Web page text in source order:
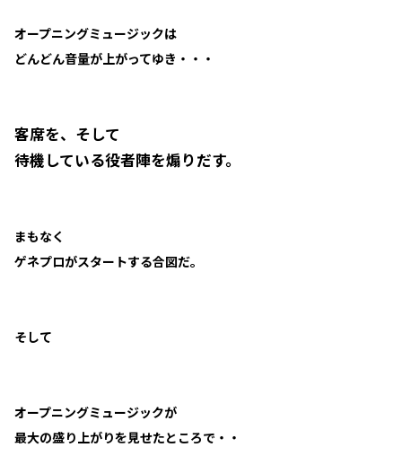
オープニングミュージックは
どんどん音量が上がってゆき・・・
客席を、そして
待機している役者陣を煽りだす。
まもなく
ゲネプロがスタートする合図だ。
そして
オープニングミュージックが
最大の盛り上がりを見せたところで・・